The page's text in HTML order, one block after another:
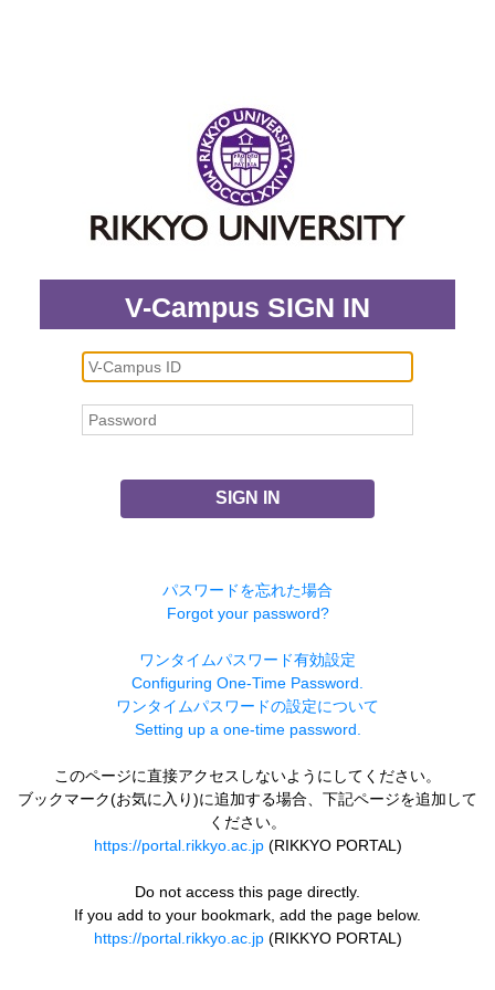
V-Campus SIGN IN
SIGN IN
パスワードを忘れた場合
Forgot your password?
ワンタイムパスワード有効設定
Configuring One-Time Password.
ワンタイムパスワードの設定について
Setting up a one-time password.
このページに直接アクセスしないようにしてください。
ブックマーク(お気に入り)に追加する場合、下記ページを追加して
ください。
https://portal.rikkyo.ac.jp(RIKKYO PORTAL)
Do not access this page directly.
If you add to your bookmark, add the page below.
https://portal.rikkyo.ac.jp(RIKKYO PORTAL)